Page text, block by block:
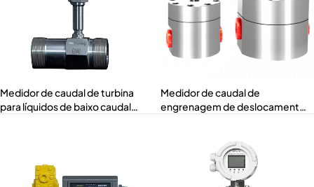
Medidor de caudal de turbina
para líquidos de baixo caudal
Medidor de caudal de
engrenagem de deslocamento